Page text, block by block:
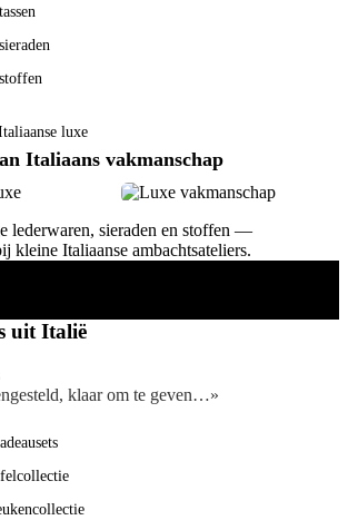
luxe
Italiaans vakmanschap
lederwaren, sieraden en stoffen —
kleine Italiaanse ambachtsateliers.
uit Italië
klaar om te geven…»